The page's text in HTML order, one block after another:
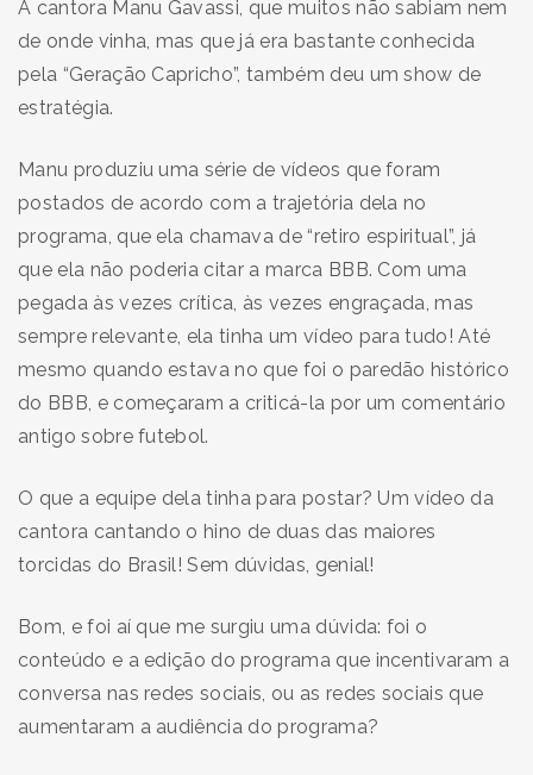
A cantora Manu Gavassi, que muitos não sabiam nem
de onde vinha, mas que já era bastante conhecida
pela “Geração Capricho”, também deu um show de
estratégia.
Manu produziu uma série de vídeos que foram
postados de acordo com a trajetória dela no
programa, que ela chamava de “retiro espiritual”, já
que ela não poderia citar a marca BBB. Com uma
pegada às vezes crítica, às vezes engraçada, mas
sempre relevante, ela tinha um vídeo para tudo! Até
mesmo quando estava no que foi o paredão histórico
do BBB, e começaram a criticá-la por um comentário
antigo sobre futebol.
O que a equipe dela tinha para postar? Um vídeo da
cantora cantando o hino de duas das maiores
torcidas do Brasil! Sem dúvidas, genial!
Bom, e foi aí que me surgiu uma dúvida: foi o
conteúdo e a edição do programa que incentivaram a
conversa nas redes sociais, ou as redes sociais que
aumentaram a audiência do programa?